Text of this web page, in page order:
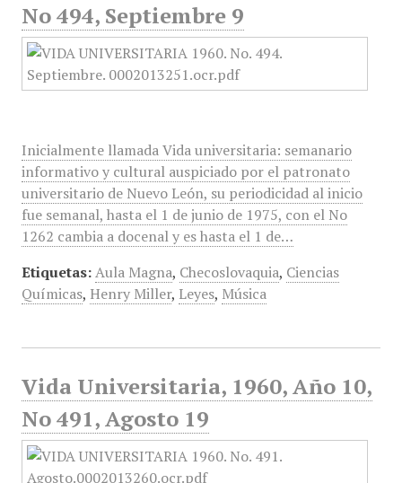
No 494, Septiembre 9
Inicialmente llamada Vida universitaria: semanario
informativo y cultural auspiciado por el patronato
universitario de Nuevo León, su periodicidad al inicio
fue semanal, hasta el 1 de junio de 1975, con el No
1262 cambia a docenal y es hasta el 1 de…
Etiquetas: Aula Magna, Checoslovaquia, Ciencias
Químicas, Henry Miller, Leyes, Música
Vida Universitaria, 1960, Año 10,
No 491, Agosto 19